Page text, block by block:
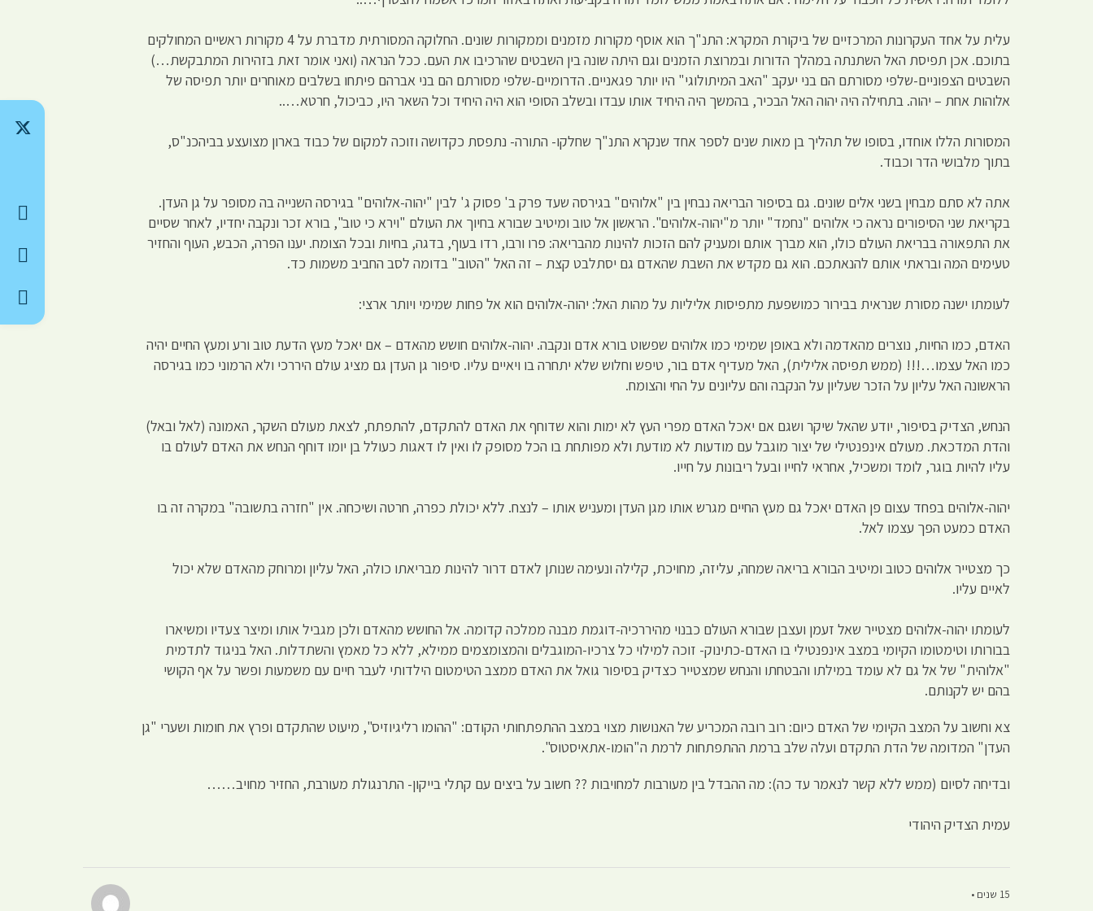
עלית על אחד העקרונות המרכזיים של ביקורת המקרא: התנ"ך הוא אוסף מקורות מזמנים וממקורות שונים. החלוקה המסורתית מדברת על 4 מקורות ראשיים המחולקים
בתוכם. אכן תפיסת האל השתנתה במהלך הדורות ובמרוצת הזמנים וגם היתה שונה בין השבטים שהרכיבו את העם. ככל הנראה (ואני אומר זאת בזהירות המתבקשת…)
השבטים הצפוניים-שלפי מסורתם הם בני יעקב "האב המיתולוגי" היו יותר פגאניים. הדרומיים-שלפי מסורתם הם בני אברהם פיתחו בשלבים מאוחרים יותר תפיסה של
אלוהות אחת – יהוה. בתחילה היה יהוה האל הבכיר, בהמשך היה היחיד אותו עבדו ובשלב הסופי הוא היה היחיד וכל השאר היו, כביכול, חרטא…..
המסורות הללו אוחדו, בסופו של תהליך בן מאות שנים לספר אחד שנקרא התנ"ך שחלקו- התורה- נתפסת כקדושה וזוכה למקום של כבוד בארון מצועצע בביהכנ"ס,
בתוך מלבושי הדר וכבוד.
אתה לא סתם מבחין בשני אלים שונים. גם בסיפור הבריאה נבחין בין "אלוהים" בגירסה שעד פרק ב' פסוק ג' לבין "יהוה-אלוהים" בגירסה השנייה בה מסופר על גן העדן.
בקריאת שני הסיפורים נראה כי אלוהים "נחמד" יותר מ"יהוה-אלוהים". הראשון אל טוב ומיטיב שבורא בחיוך את העולם "וירא כי טוב", בורא זכר ונקבה יחדיו, לאחר שסיים
את התפאורה בבריאת העולם כולו, הוא מברך אותם ומעניק להם הזכות להינות מהבריאה: פרו ורבו, רדו בעוף, בדגה, בחיות ובכל הצומח. יענו הפרה, הכבש, העוף והחזיר
טעימים המה ובראתי אותם להנאתכם. הוא גם מקדש את השבת שהאדם גם יסתלבט קצת – זה האל "הטוב" בדומה לסב החביב משמות כד.
לעומתו ישנה מסורת שנראית בבירור כמושפעת מתפיסות אליליות על מהות האל: יהוה-אלוהים הוא אל פחות שמימי ויותר ארצי:
האדם, כמו החיות, נוצרים מהאדמה ולא באופן שמימי כמו אלוהים שפשוט בורא אדם ונקבה. יהוה-אלוהים חושש מהאדם – אם יאכל מעץ הדעת טוב ורע ומעץ החיים יהיה
כמו האל עצמו…!!! (ממש תפיסה אלילית), האל מעדיף אדם בור, טיפש וחלוש שלא יתחרה בו ויאיים עליו. סיפור גן העדן גם מציג עולם היררכי ולא הרמוני כמו בגירסה
הראשונה האל עליון על הזכר שעליון על הנקבה והם עליונים על החי והצומח.
הנחש, הצדיק בסיפור, יודע שהאל שיקר ושגם אם יאכל האדם מפרי העץ לא ימות והוא שדוחף את האדם להתקדם, להתפתח, לצאת מעולם השקר, האמונה (לאל ובאל)
והדת המדכאת. מעולם אינפנטילי של יצור מוגבל עם מודעות לא מודעת ולא מפותחת בו הכל מסופק לו ואין לו דאגות כעולל בן יומו דוחף הנחש את האדם לעולם בו
עליו להיות בוגר, לומד ומשכיל, אחראי לחייו ובעל ריבונות על חייו.
יהוה-אלוהים בפחד עצום פן האדם יאכל גם מעץ החיים מגרש אותו מגן העדן ומעניש אותו – לנצח. ללא יכולת כפרה, חרטה ושיכחה. אין "חזרה בתשובה" במקרה זה בו
האדם כמעט הפך עצמו לאל.
כך מצטייר אלוהים כטוב ומיטיב הבורא בריאה שמחה, עליזה, מחויכת, קלילה ונעימה שנותן לאדם דרור להינות מבריאתו כולה, האל עליון ומרוחק מהאדם שלא יכול
לאיים עליו.
לעומתו יהוה-אלוהים מצטייר שאל זעמן ועצבן שבורא העולם כבנוי מהיררכיה-דוגמת מבנה ממלכה קדומה. אל החושש מהאדם ולכן מגביל אותו ומיצר צעדיו ומשיארו
בבורותו וטימטומו הקיומי במצב אינפנטילי בו האדם-כתינוק- זוכה למילוי כל צרכיו-המוגבלים והמצומצמים ממילא, ללא כל מאמץ והשתדלות. האל בניגוד לתדמית
"אלוהית" של אל גם לא עומד במילתו והבטחתו והנחש שמצטייר כצדיק בסיפור גואל את האדם ממצב הטימטום הילדותי לעבר חיים עם משמעות ופשר על אף הקושי
בהם יש לקנותם.
צא וחשוב על המצב הקיומי של האדם כיום: רוב רובה המכריע של האנושות מצוי במצב ההתפתחותי הקודם: "ההומו רליגיוזיס", מיעוט שהתקדם ופרץ את חומות ושערי "גן
העדן" המדומה של הדת התקדם ועלה שלב ברמת ההתפתחות לרמת ה"הומו-אתאיסטוס".
ובדיחה לסיום (ממש ללא קשר לנאמר עד כה): מה ההבדל בין מעורבות למחויבות ?? חשוב על ביצים עם קתלי בייקון- התרנגולת מעורבת, החזיר מחויב……
עמית הצדיק היהודי
15 שנים •